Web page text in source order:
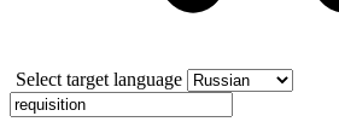
Select target language